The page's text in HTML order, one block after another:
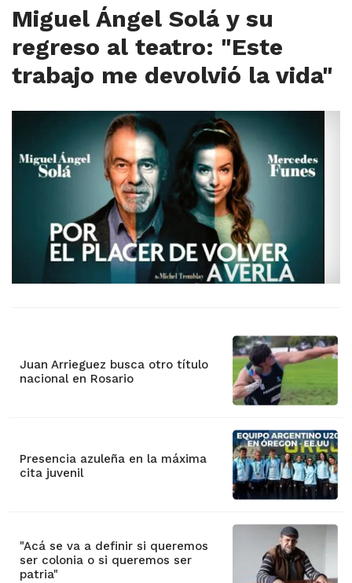
Miguel Ángel Solá y su
regreso al teatro: "Este
trabajo me devolvió la vida"
Juan Arrieguez busca otro título
nacional en Rosario
Presencia azuleña en la máxima
cita juvenil
"Acá se va a definir si queremos
ser colonia o si queremos ser
patria"